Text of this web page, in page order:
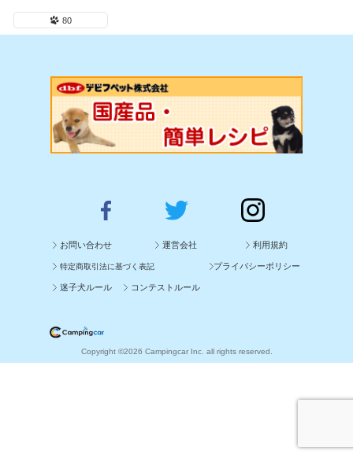
80
お問い合わせ 運営会社 利用規約
特定商取引法に基づく表記 プライバシーポリシー
迷子犬ルール コンテストルール
Copyright ©2026 Campingcar Inc. all rights reserved.